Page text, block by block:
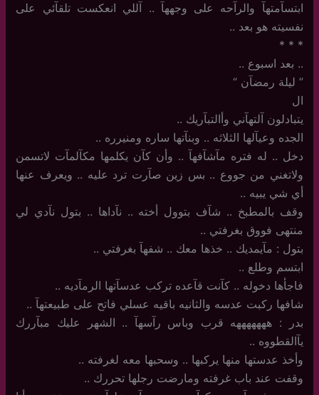
ابتسآمتهآ والرآحه على وجههآ .. آللي انعكست تلقآئي على
نفسيته هو بعد ..
‏*‏ * *
..‏ بعد اسبوع ..
‏”‏ ليلة رمضآن “
ال
يتبادلون آلتهآني وأالتبآريك ..
الجده وعيآلها الثلاثه .. وبنآتها ساره ومنيرره ..
دخل .. له فتره مآشآفهآ .. وأن كآن يكلمها مكآلمآت لاتسمن
ولاتغني من جووع .. بس زين صآرت ترد عليه .. ويعرف عنها
أي شي يبيه ..
وقف بالمطبخ .. شآف بتوول أخته .. نآداها .. بتول نآدي لي
منتهى فووق بغرفتي ..
بتول : مآيمديك .. خذها معك .. شفهآ بغرفتي ..
ابتسم وطلع ..
فاجأها دخوله .. كآنت قآعده تركب عدسآتها الرمآديه ..
شافها ركبت عدسه والثانيه باقيه عسلي فاتح على طبيعتهآ ..
بدر : هههههههه قرب وباس رآسهآ .. الشهر عليك مبآررك
يآالقطووه ..
وأخذ عدستها منها يركبها .. وسحبها معه لغرفته ..
وقفت عند باب غرفته ومارضت رجلها تحررك ..